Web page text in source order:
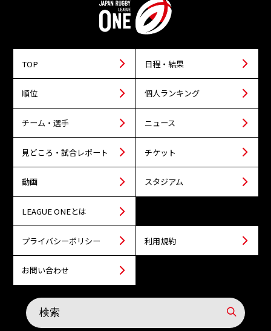
TOP 日程・結果
順位 個人ランキング
チーム・選手 ニュース
見どころ・試合レポート チケット
動画 スタジアム
LEAGUE ONEとは
プライバシーポリシー 利用規約
お問い合わせ